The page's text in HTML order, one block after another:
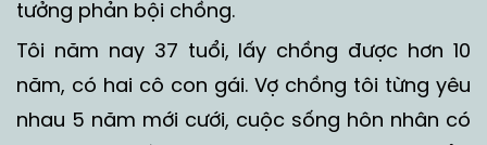
tưởng phản bội chồng.
Tôi năm nay 37 tuổi, lấy chồng được hơn 10
năm, có hai cô con gái. Vợ chồng tôi từng yêu
nhau 5 năm mới cưới, cuộc sống hôn nhân có